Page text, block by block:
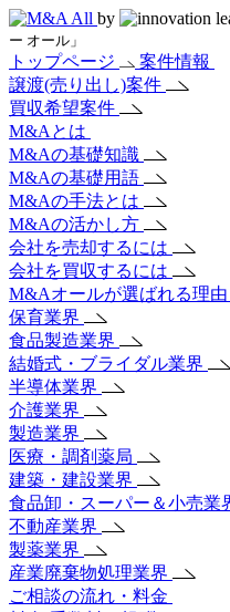
by
ー オール」
トップページ
案件情報
譲渡(売り出し)案件
買収希望案件
M&Aとは
M&Aの基礎知識
M&Aの基礎用語
M&Aの手法とは
M&Aの活かし方
会社を売却するには
会社を買収するには
M&Aオールが選ばれる理由
保育業界
食品製造業界
結婚式・ブライダル業界
半導体業界
介護業界
製造業界
医療・調剤薬局
建築・建設業界
食品卸・スーパー＆小売業
不動産業界
製薬業界
産業廃棄物処理業界
ご相談の流れ・料金